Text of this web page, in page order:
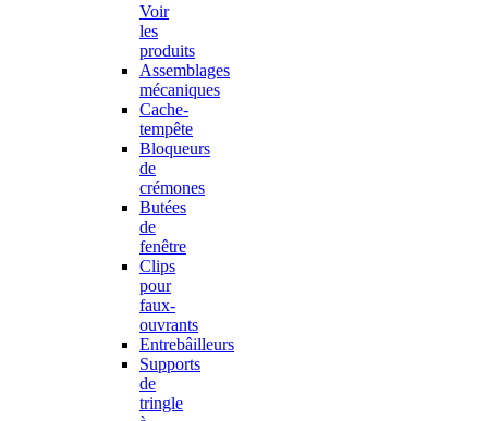
Voir
les
produits
Assemblages
mécaniques
Cache-
tempête
Bloqueurs
de
crémones
Butées
de
fenêtre
Clips
pour
faux-
ouvrants
Entrebâilleurs
Supports
de
tringle